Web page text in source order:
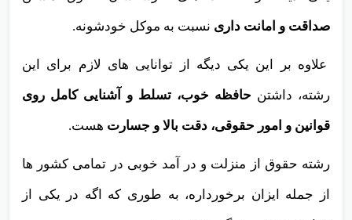
یکی دیگه از خصلت های کارشناسان حقوق داشتن
صداقت و امانت داری نسبت به موکل خودشونه.
علاوه بر این یکی دیگه از توانایی های لازم برای این
رشته، داشتنحافظه خوب، تسلط و آشنایی کامل روی
قوانین و امور حقوقی، دقت بالا و جسارت هست.
رشته حقوق از منزلت و در آمد خوبی در تمامی کشور ها